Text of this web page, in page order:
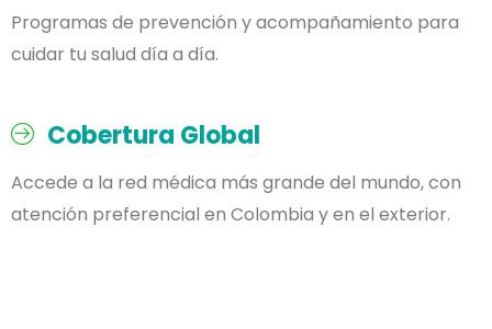
Programas de prevención y acompañamiento para
cuidar tu salud día a día.
Cobertura Global
Accede a la red médica más grande del mundo, con
atención preferencial en Colombia y en el exterior.